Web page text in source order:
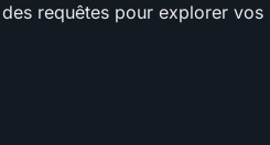
requêtes pour explorer vos